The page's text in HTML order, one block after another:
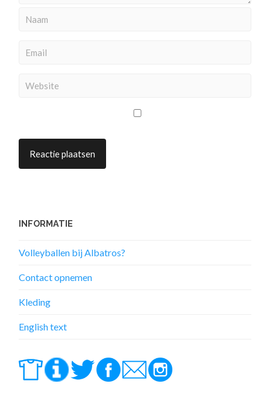
INFORMATIE
Volleyballen bij Albatros?
Contact opnemen
Kleding
English text